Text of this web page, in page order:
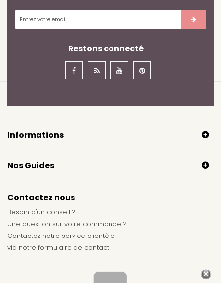
Restons connecté
Informations
Nos Guides
Contactez nous
Besoin d'un conseil ?
Une question sur votre commande ?
Contactez notre service clientèle
via notre formulaire de contact